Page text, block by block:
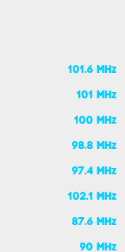
101.6 MHz
101 MHz
100 MHz
98.8 MHz
97.4 MHz
102.1 MHz
87.6 MHz
90 MHz